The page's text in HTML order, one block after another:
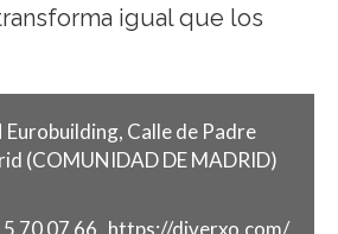
igual que los
Eurobuilding, Calle de Padre
(COMUNIDAD DE MADRID)
70 07 66 https://diverxo.com/